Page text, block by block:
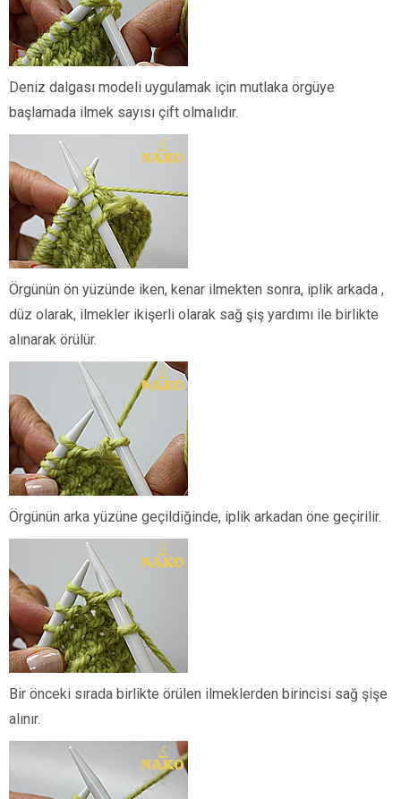
Deniz dalgası modeli uygulamak için mutlaka örgüye
başlamada ilmek sayısı çift olmalıdır.
Örgünün ön yüzünde iken, kenar ilmekten sonra, iplik arkada ,
düz olarak, ilmekler ikişerli olarak sağ şiş yardımı ile birlikte
alınarak örülür.
Örgünün arka yüzüne geçildiğinde, iplik arkadan öne geçirilir.
Bir önceki sırada birlikte örülen ilmeklerden birincisi sağ şişe
alınır.